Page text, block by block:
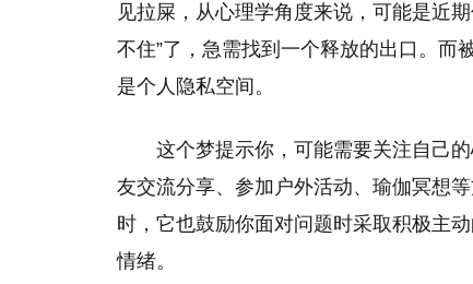
见拉屎，从心理学角度来说，可能是近
不住”了，急需找到一个释放的出口。而
是个人隐私空间。
这个梦提示你，可能需要关注自己
友交流分享、参加户外活动、瑜伽冥想
时，它也鼓励你面对问题时采取积极主
情绪。